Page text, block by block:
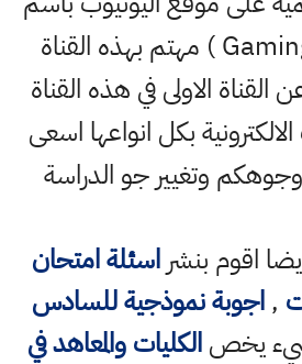
( احمد مهدي Gaming ) مهتم بهذه القناة
الاولى في هذه القناة
بكل انواعها اسعى
وتغيير جو الدراسة
اقوم بنشراسئلة امتحان
,اجوبة نموذجية للسادس
يخصالكليات والمعاهد في